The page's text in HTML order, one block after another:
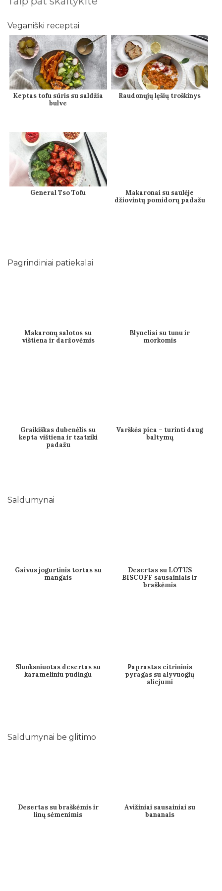
Veganiški receptai
Keptas tofu sūris su saldžia
bulve
Raudonųjų lęšių troškinys
General Tso Tofu
Makaronai su saulėje
džiovintų pomidorų padažu
Pagrindiniai patiekalai
Makaronų salotos su
vištiena ir daržovėmis
Blyneliai su tunu ir
morkomis
Graikiškas dubenėlis su
kepta vištiena ir tzatziki
padažu
Varškės pica – turinti daug
baltymų
Saldumynai
Gaivus jogurtinis tortas su
mangais
Desertas su LOTUS
BISCOFF sausainiais ir
braškėmis
Sluoksniuotas desertas su
karameliniu pudingu
Paprastas citrininis
pyragas su alyvuogių
aliejumi
Saldumynai be glitimo
Desertas su braškėmis ir
linų sėmenimis
Avižiniai sausainiai su
bananais